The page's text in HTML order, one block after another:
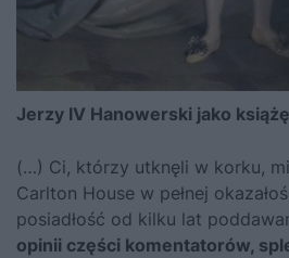
Jerzy IV Hanowerski jako
(…) Ci, którzy utknęli w korku,
Carlton House w pełnej
posiadłość od kilku lat
opinii części komentatorów,